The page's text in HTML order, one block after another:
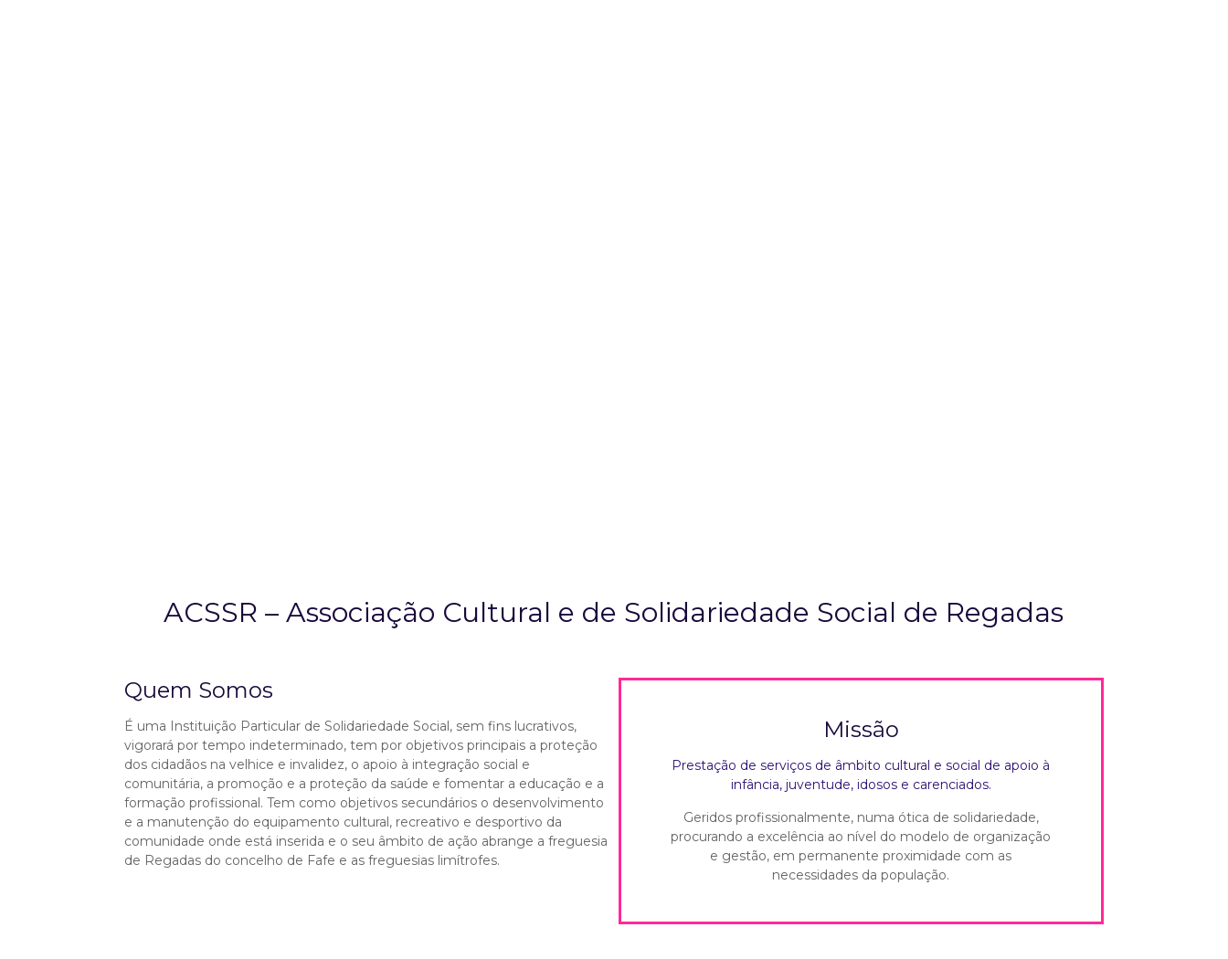
ACSSR – Associação Cultural e de Solidariedade Social de Regadas
Quem Somos
É uma Instituição Particular de Solidariedade Social, sem fins lucrativos,
vigorará por tempo indeterminado, tem por objetivos principais a proteção
dos cidadãos na velhice e invalidez, o apoio à integração social e
comunitária, a promoção e a proteção da saúde e fomentar a educação e a
formação profissional. Tem como objetivos secundários o desenvolvimento
e a manutenção do equipamento cultural, recreativo e desportivo da
comunidade onde está inserida e o seu âmbito de ação abrange a freguesia
de Regadas do concelho de Fafe e as freguesias limítrofes.
Missão
Prestação de serviços de âmbito cultural e social de apoio à
infância, juventude, idosos e carenciados.
Geridos profissionalmente, numa ótica de solidariedade,
procurando a excelência ao nível do modelo de organização
e gestão, em permanente proximidade com as
necessidades da população.